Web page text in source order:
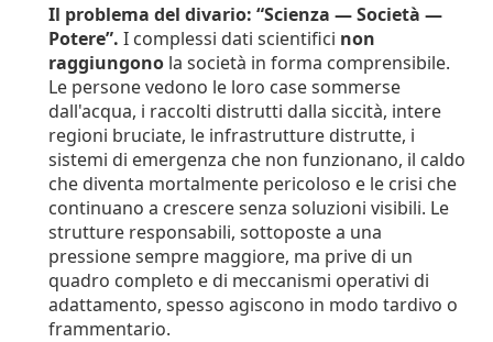
Il problema del divario: “Scienza — Società —
Potere”. I complessi dati scientifici non
raggiungono la società in forma comprensibile.
Le persone vedono le loro case sommerse
dall'acqua, i raccolti distrutti dalla siccità, intere
regioni bruciate, le infrastrutture distrutte, i
sistemi di emergenza che non funzionano, il caldo
che diventa mortalmente pericoloso e le crisi che
continuano a crescere senza soluzioni visibili. Le
strutture responsabili, sottoposte a una
pressione sempre maggiore, ma prive di un
quadro completo e di meccanismi operativi di
adattamento, spesso agiscono in modo tardivo o
frammentario.